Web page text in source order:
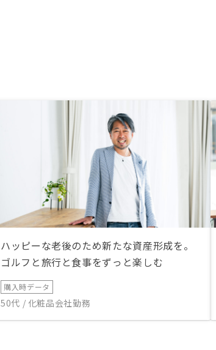
ハッピーな老後のため新たな資産形成を。
ゴルフと旅行と食事をずっと楽しむ
購入時データ
50代 / 化粧品会社勤務